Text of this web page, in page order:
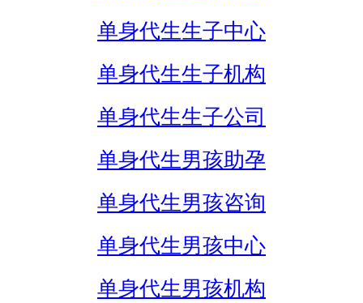
单身代生生子中心
单身代生生子机构
单身代生生子公司
单身代生男孩助孕
单身代生男孩咨询
单身代生男孩中心
单身代生男孩机构